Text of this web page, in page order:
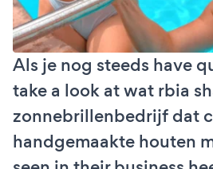
Als je nog steeds have
take a look at wat rbia
zonnebrillenbedrijf dat
handgemaakte houten